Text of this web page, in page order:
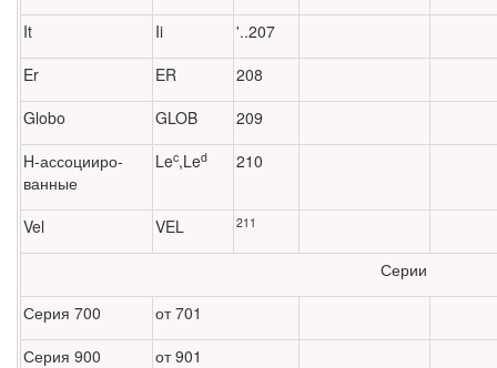
It
Ii
'..207
Er
ER
208
Globo
GLOB
209
H-ассоцииро­
ванные
Lec,Led 210
Vel VEL 211
Серии
Серия 700
от 701
Серия 900
от 901